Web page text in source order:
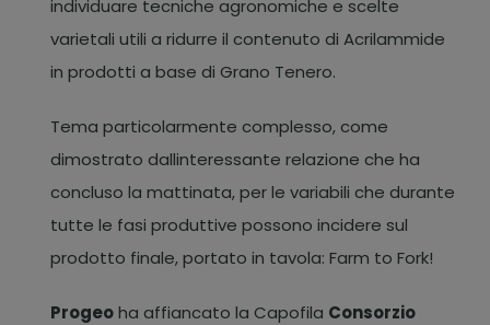
individuare tecniche agronomiche e scelte
varietali utili a ridurre il contenuto di Acrilammide
in prodotti a base di Grano Tenero.
Tema particolarmente complesso, come
dimostrato dallinteressante relazione che ha
concluso la mattinata, per le variabili che durante
tutte le fasi produttive possono incidere sul
prodotto finale, portato in tavola: Farm to Fork!
Progeoha affiancato la Capofila Consorzio